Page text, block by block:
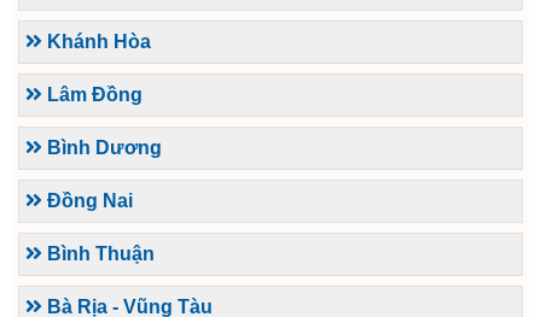
Khánh Hòa
Lâm Đồng
Bình Dương
Đồng Nai
Bình Thuận
Bà Rịa - Vũng Tàu